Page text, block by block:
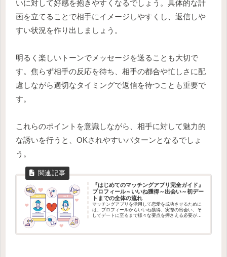
いに対して好感を抱きやすくなるでしょう。具体的な計
画を立てることで相手にイメージしやすくし、返信しや
すい状況を作り出しましょう。
明るく楽しいトーンでメッセージを送ることも大切で
す。焦らず相手の反応を待ち、相手の都合や忙しさに配
慮しながら適切なタイミングで返信を待つことも重要で
す。
これらのポイントを意識しながら、相手に対して魅力的
な誘いを行うと、OKされやすいパターンとなるでしょ
う。
『はじめてのマッチングアプリ完全ガイド』
プロフィール～いいね獲得～出会い～初デー
トまでの全体の流れ
マッチングアプリを活用して恋愛を成功させるために
は、プロフィールからいいね獲得、実際の出会い、そ
してデートに至るまで様々な要点を押さえる必要があ